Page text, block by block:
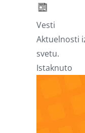
Vesti
Aktuelnosti
svetu.
Istaknuto